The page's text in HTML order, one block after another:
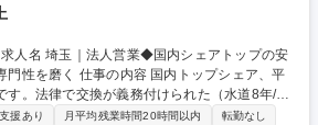
内トップシェア、平
す。法律で交換が義務付けられた（水道8年/ガ
技術で、自治体等のDX化を支援。未経験から
援あり 月平均残業時間20時間以内
転勤なし